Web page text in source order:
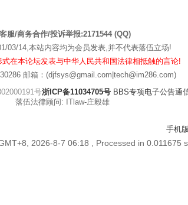
服/商务合作/投诉举报:2171544 (QQ)
03/14,本站内容均为会员发表,并不代表落伍立场!
在本论坛发表与中华人民共和国法律相抵触的言论!
邮箱：(djfsys@gmail.com|tech@im286.com)
号浙ICP备11034705号 BBS专项电子公告通
落伍法律顾问: ITlaw-庄毅雄
手机版
2026-8-7 06:18 , Processed in 0.011675